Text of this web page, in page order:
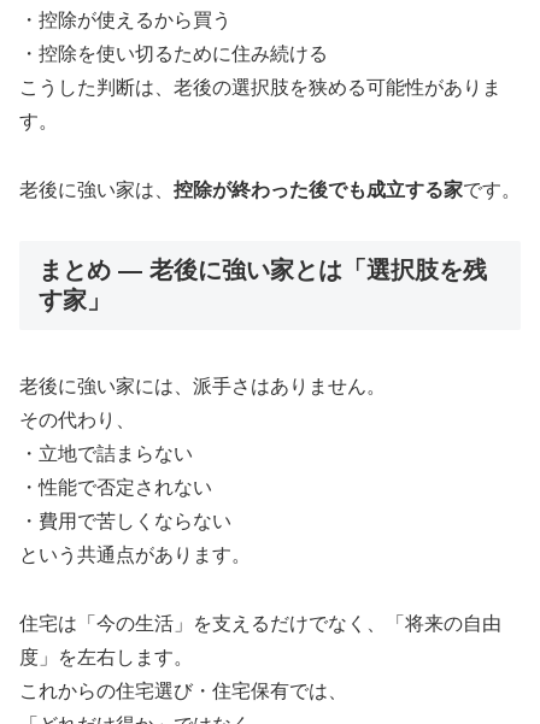
・控除が使えるから買う
・控除を使い切るために住み続ける
こうした判断は、老後の選択肢を狭める可能性がありま
す。
老後に強い家は、 控除が終わった後でも成立する家です。
まとめ ― 老後に強い家とは「選択肢を残
す家」
老後に強い家には、派手さはありません。
その代わり、
・立地で詰まらない
・性能で否定されない
・費用で苦しくならない
という共通点があります。
住宅は「今の生活」を支えるだけでなく、「将来の自由
度」を左右します。
これからの住宅選び・住宅保有では、